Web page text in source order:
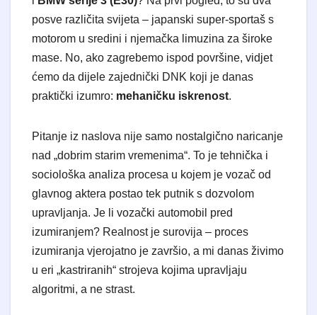
posve različita svijeta – japanski super-sportaš s
motorom u sredini i njemačka limuzina za široke
mase. No, ako zagrebemo ispod površine, vidjet
ćemo da dijele zajednički DNK koji je danas
praktički izumro: mehaničku iskrenost.
Pitanje iz naslova nije samo nostalgično naricanje
nad „dobrim starim vremenima“. To je tehnička i
sociološka analiza procesa u kojem je vozač od
glavnog aktera postao tek putnik s dozvolom
upravljanja. Je li vozački automobil pred
izumiranjem? Realnost je surovija – proces
izumiranja vjerojatno je završio, a mi danas živimo
u eri „kastriranih“ strojeva kojima upravljaju
algoritmi, a ne strast.